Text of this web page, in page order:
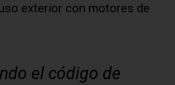
exterior con motores de
el código de